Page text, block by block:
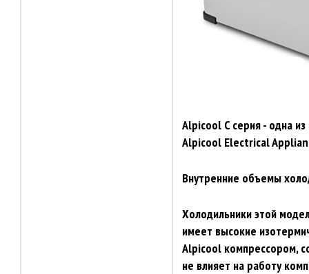
Alpicool C серия - одна
Alpicool Electrical
Внутренние объемы
Холодильники этой
имеет высокие
Alpicool компрессором,
не влияет на работу